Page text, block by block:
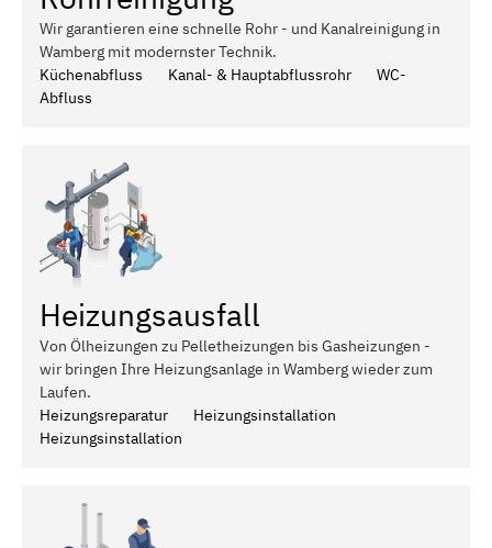
Wir garantieren eine schnelle Rohr - und Kanalreinigung in
Wamberg mit modernster Technik.
Küchenabfluss
Kanal- & Hauptabflussrohr
WC-
Abfluss
Heizungsausfall
Von Ölheizungen zu Pelletheizungen bis Gasheizungen -
wir bringen Ihre Heizungsanlage in Wamberg wieder zum
Laufen.
Heizungsreparatur
Heizungsinstallation
Heizungsinstallation